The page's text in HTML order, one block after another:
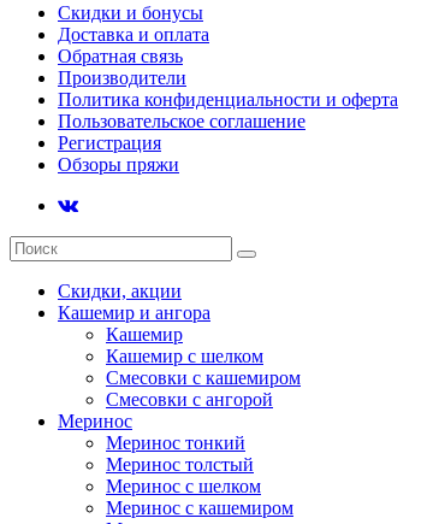
Скидки и бонусы
Доставка и оплата
Обратная связь
Производители
Политика конфиденциальности и оферта
Пользовательское соглашение
Регистрация
Обзоры пряжи
Скидки, акции
Кашемир и ангора
Кашемир
Кашемир с шелком
Смесовки с кашемиром
Смесовки с ангорой
Меринос
Меринос тонкий
Меринос толстый
Меринос с шелком
Меринос с кашемиром